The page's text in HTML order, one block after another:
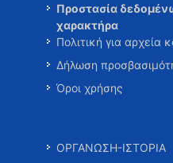
Προστασία
χαρακτήρα
Πολιτική για αρχεία
Δήλωση
Όροι χρήσης
ΟΡΓΑΝΩΣΗ-ΙΣΤΟΡΙΑ